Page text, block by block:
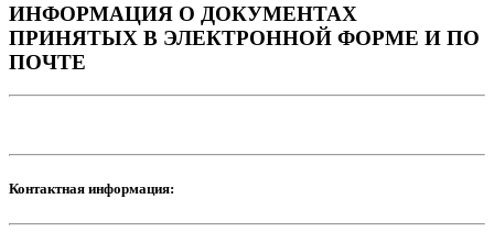
ИНФОРМАЦИЯ О ДОКУМЕНТАХ
ПРИНЯТЫХ В ЭЛЕКТРОННОЙ ФОРМЕ И ПО
ПОЧТЕ
Контактная информация: